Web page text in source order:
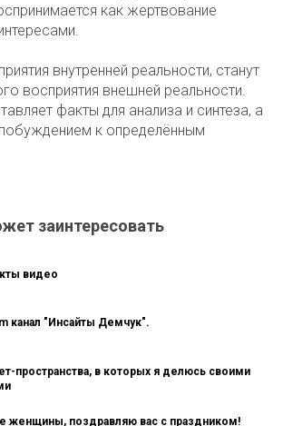
как жертвование
внутренней реальности, станут
восприятия внешней реальности.
факты для анализа и синтеза, а
к определённым
заинтересовать
видео
канал "Инсайты Демчук".
пространства, в которых я делюсь своими
женщины, поздравляю вас с праздником!